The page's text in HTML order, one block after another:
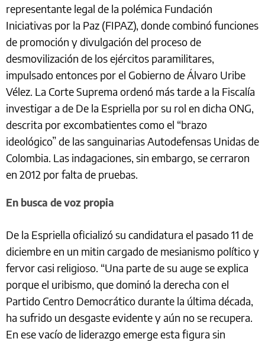
representante legal de la polémica Fundación
Iniciativas por la Paz (FIPAZ), donde combinó funciones
de promoción y divulgación del proceso de
desmovilización de los ejércitos paramilitares,
impulsado entonces por el Gobierno de Álvaro Uribe
Vélez. La Corte Suprema ordenó más tarde a la Fiscalía
investigar a de De la Espriella por su rol en dicha ONG,
descrita por excombatientes como el “brazo
ideológico” de las sanguinarias Autodefensas Unidas de
Colombia. Las indagaciones, sin embargo, se cerraron
en 2012 por falta de pruebas.
En busca de voz propia
De la Espriella oficializó su candidatura el pasado 11 de
diciembre en un mitin cargado de mesianismo político y
fervor casi religioso. “Una parte de su auge se explica
porque el uribismo, que dominó la derecha con el
Partido Centro Democrático durante la última década,
ha sufrido un desgaste evidente y aún no se recupera.
En ese vacío de liderazgo emerge esta figura sin